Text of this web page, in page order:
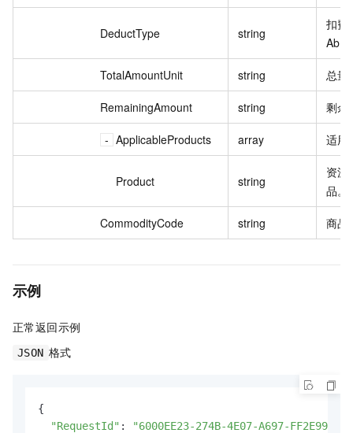
DeductType string
扣费
TotalAmountUnit string 总量
RemainingAmount string 剩余
ApplicableProducts array 适用
Product string
资源
品。
CommodityCode string 商品
示例
正常返回示例
JSON 格式
{
"RequestId" :
"6000EE23-274B-4E07-A697-